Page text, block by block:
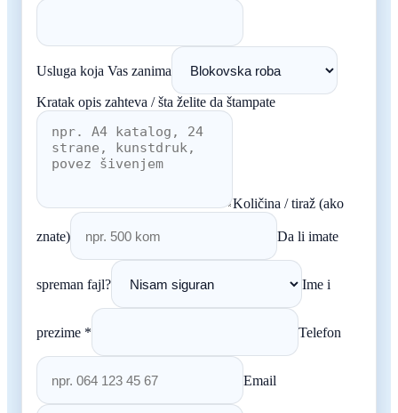
Usluga koja Vas zanima
Kratak opis zahteva / šta želite da štampate
Količina / tiraž (ako
znate) Da li imate
spreman fajl? Ime i
prezime * Telefon
Email